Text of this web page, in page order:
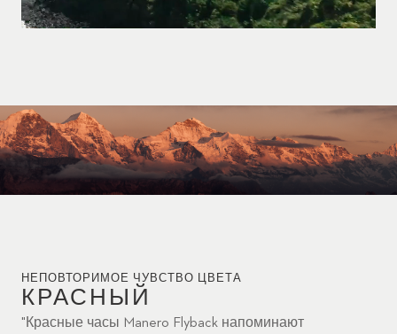
НЕПОВТОРИМОЕ ЧУВСТВО ЦВЕТА
КРАСНЫЙ
"Красные часы Manero Flyback напоминают